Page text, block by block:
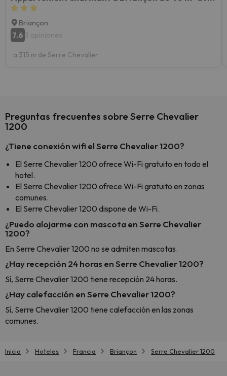
Briançon
7.6 3 opiniones
a 315 m de Serre Chevalier
Preguntas frecuentes sobre Serre Chevalier
1200
¿Tiene conexión wifi el Serre Chevalier 1200?
El Serre Chevalier 1200 ofrece Wi-Fi gratuito en todo el
hotel.
El Serre Chevalier 1200 ofrece Wi-Fi gratuito en zonas
comunes.
El Serre Chevalier 1200 dispone de Wi-Fi.
¿Puedo alojarme con mascota en Serre Chevalier
1200?
En Serre Chevalier 1200 no se admiten mascotas.
¿Hay recepción 24 horas en Serre Chevalier 1200?
Sí, Serre Chevalier 1200 tiene recepción 24 horas.
¿Hay calefacción en Serre Chevalier 1200?
Sí, Serre Chevalier 1200 tiene calefacción en las zonas
comunes.
Inicio Hoteles Francia Briançon Serre Chevalier 1200